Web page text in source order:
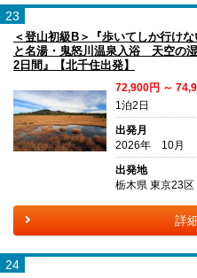
23
＜登山初級B＞『歩いてしか行け
と名湯・鬼怒川温泉入浴 天空の
2日間』【北千住出発】
72,900円 ～
1泊2日
出発月
2026年 10月
出発地
栃木県 東京23区
詳
24